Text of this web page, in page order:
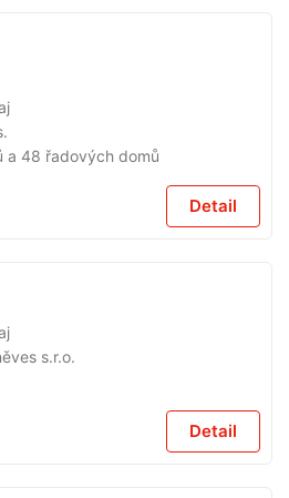
a 48 řadových domů
Detail
s.r.o.
Detail